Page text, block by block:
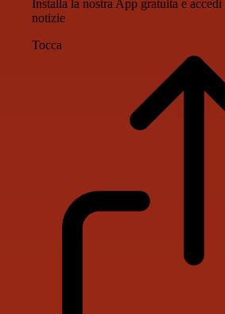
Installa la nostra App gratuita e
notizie
Tocca